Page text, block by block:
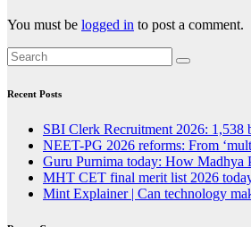
You must be logged in to post a comment.
Recent Posts
SBI Clerk Recruitment 2026:
NEET-PG 2026 reforms: From
Guru Purnima today: How Madhya
MHT CET final merit list 2026
Mint Explainer | Can technology